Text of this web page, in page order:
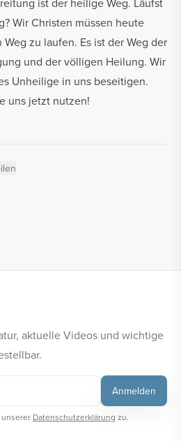
Wir Christen müssen heute
zu laufen. Es ist der Weg der
und der völligen Heilung. Wir
Unheilige in uns beseitigen.
uns jetzt nutzen!
aktuelle Videos und wichtige
Anmelden
Datenschutzerklärung zu.